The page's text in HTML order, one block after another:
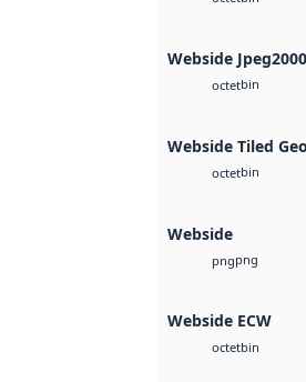
Webside Jpeg2000
octetbin
Webside Tiled
octetbin
Webside
pngpng
Webside ECW
octetbin